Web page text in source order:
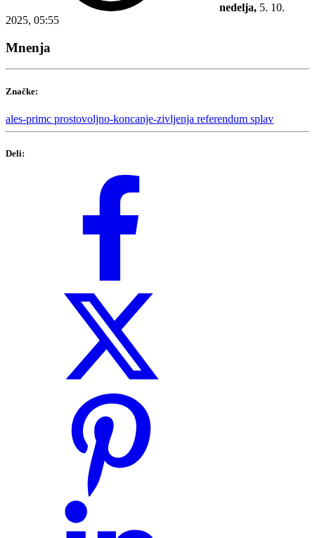
nedelja, 5. 10.
2025, 05:55
Mnenja
Značke:
ales-primc prostovoljno-koncanje-zivljenja referendum splav
Deli: